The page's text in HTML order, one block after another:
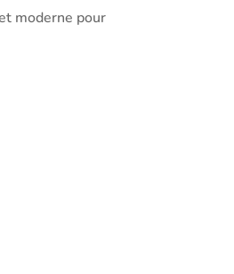
moderne pour